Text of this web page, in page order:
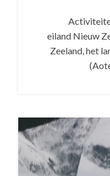
eiland Nieuw
Zeeland, het